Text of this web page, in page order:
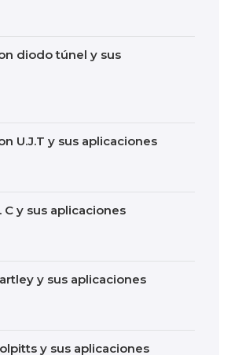
diodo túnel y sus
U.J.T y sus aplicaciones
C y sus aplicaciones
y sus aplicaciones
y sus aplicaciones